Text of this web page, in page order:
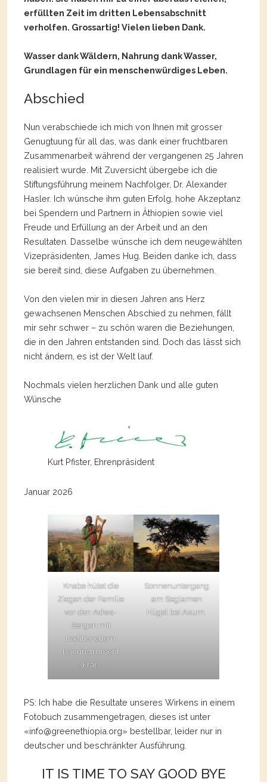
erfüllten Zeit im dritten Lebensabschnitt
verholfen. Grossartig! Vielen lieben Dank.
Wasser dank Wäldern, Nahrung dank Wasser,
Grundlagen für ein menschenwürdiges Leben.
Abschied
Nun verabschiede ich mich von Ihnen mit grosser
Genugtuung für all das, was dank einer fruchtbaren
Zusammenarbeit während der vergangenen 25 Jahren
realisiert wurde. Mit Zuversicht übergebe ich die
Stiftungsführung meinem Nachfolger, Dr. Alexander
Hasler. Ich wünsche ihm guten Erfolg, hohe Akzeptanz
bei Spendern und Partnern in Äthiopien sowie viel
Freude und Erfüllung an der Arbeit und an den
Resultaten. Dasselbe wünsche ich dem neugewählten
Vizepräsidenten, James Hug. Beiden danke ich, dass
sie bereit sind, diese Aufgaben zu übernehmen.
Von den vielen mir in diesen Jahren ans Herz
gewachsenen Menschen Abschied zu nehmen, fällt
mir sehr schwer – zu schön waren die Beziehungen,
die in den Jahren entstanden sind. Doch das lässt sich
nicht ändern, es ist der Welt lauf.
Nochmals vielen herzlichen Dank und alle guten
Wünsche
Kurt Pfister, Ehrenpräsident
Januar 2026
Knabe hütet die
Ziegen der Familie
vor den Adwa-
Bergen mit
traditionellem
Leierinstrument
‹Krar›.
Sonnenuntergang
am Seglamen
Hügel bei Axum.
PS: Ich habe die Resultate unseres Wirkens in einem
Fotobuch zusammengetragen, dieses ist unter
«info@greenethiopia.org» bestellbar, leider nur in
deutscher und beschränkter Ausführung.
IT IS TIME TO SAY GOOD BYE